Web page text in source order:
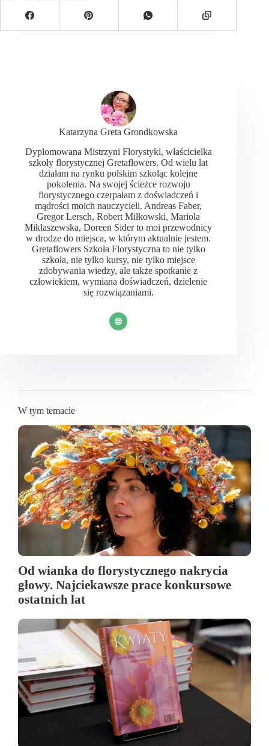
Katarzyna Greta Grondkowska
Dyplomowana Mistrzyni Florystyki, właścicielka
szkoły florystycznej Gretaflowers. Od wielu lat
działam na rynku polskim szkoląc kolejne
pokolenia. Na swojej ścieżce rozwoju
florystycznego czerpałam z doświadczeń i
mądrości moich nauczycieli. Andreas Faber,
Gregor Lersch, Robert Miłkowski, Mariola
Miklaszewska, Doreen Sider to moi przewodnicy
w drodze do miejsca, w którym aktualnie jestem.
Gretaflowers Szkoła Florystyczna to nie tylko
szkoła, nie tylko kursy, nie tylko miejsce
zdobywania wiedzy, ale także spotkanie z
człowiekiem, wymiana doświadczeń, dzielenie
się rozwiązaniami.
W tym temacie
Od wianka do florystycznego nakrycia
głowy. Najciekawsze prace konkursowe
ostatnich lat